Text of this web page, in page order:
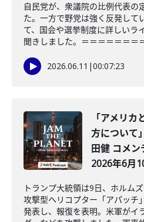
自民党が、衆議院の比例代表の
た。一方で野党は強く反発して
て、国会や選挙制度に詳しいラ
聞きしました。＝＝＝＝＝＝＝
2026.06.11 |00:07:23
「アメリ
方について
田健 コメン
2026年6月
トランプ大統領は9日、ホルム
攻撃型ヘリコプター「アパッチ
発表し、報復を表明。米軍がイ